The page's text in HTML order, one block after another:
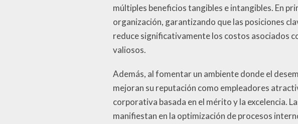
múltiples beneficios tangibles e intangibles. En
organización, garantizando que las posiciones
reduce significativamente los costos asociados
valiosos.
Además, al fomentar un ambiente donde el
mejoran su reputación como empleadores
corporativa basada en el mérito y la excelencia.
manifiestan en la optimización de procesos